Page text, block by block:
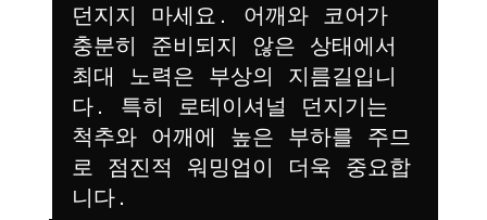
던지지 마세요. 어깨와 코어가
충분히 준비되지 않은 상태에서
최대 노력은 부상의 지름길입니
다. 특히 로테이셔널 던지기는
척추와 어깨에 높은 부하를 주므
로 점진적 워밍업이 더욱 중요합
니다.